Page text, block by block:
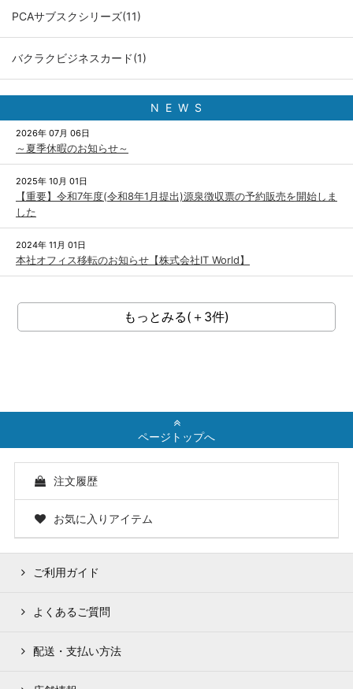
PCAサブスクシリーズ(11)
バクラクビジネスカード(1)
N E W S
2026年 07月 06日
～夏季休暇のお知らせ～
2025年 10月 01日
【重要】令和7年度(令和8年1月提出)源泉徴収票の予約販売を開始しま
した
2024年 11月 01日
本社オフィス移転のお知らせ【株式会社IT World】
もっとみる(＋3件)
ページトップへ
注文履歴
お気に入りアイテム
ご利用ガイド
よくあるご質問
配送・支払い方法